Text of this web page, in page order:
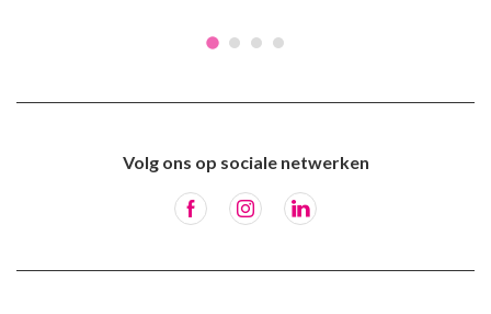
Volg ons op sociale netwerken